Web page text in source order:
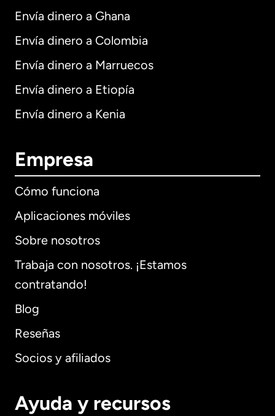
Envía dinero a Ghana
Envía dinero a Colombia
Envía dinero a Marruecos
Envía dinero a Etiopía
Envía dinero a Kenia
Empresa
Cómo funciona
Aplicaciones móviles
Sobre nosotros
Trabaja con nosotros. ¡Estamos
contratando!
Blog
Reseñas
Socios y afiliados
Ayuda y recursos